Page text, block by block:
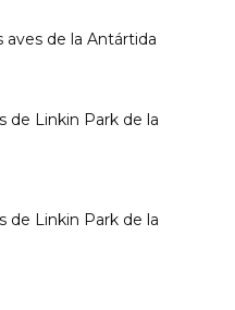
aves de la Antártida
de Linkin Park de la
de Linkin Park de la